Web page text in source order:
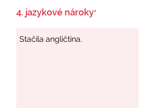
4. jazykové nároky*